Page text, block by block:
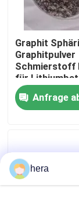
Treten Sie
Nachrichten
Natürlicher
Graphit
Graphitpulver
Schmierstoff
für
Anfrage
hera